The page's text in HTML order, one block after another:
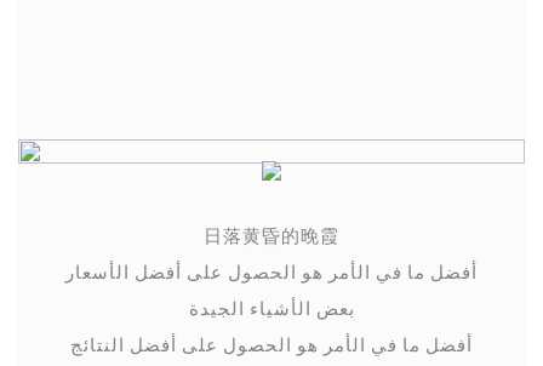
日落黄昏的晚霞
أفضل ما في الأمر هو الحصول على أفضل الأسعار
بعض الأشياء الجيدة
أفضل ما في الأمر هو الحصول على أفضل النتائج